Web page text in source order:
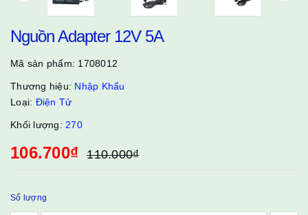
Nguồn Adapter 12V 5A
Mã sản phẩm: 1708012
Thương hiệu: Nhập Khẩu
Loại: Điện Tử
Khối lượng: 270
106.700₫ 110.000₫
Số lượng